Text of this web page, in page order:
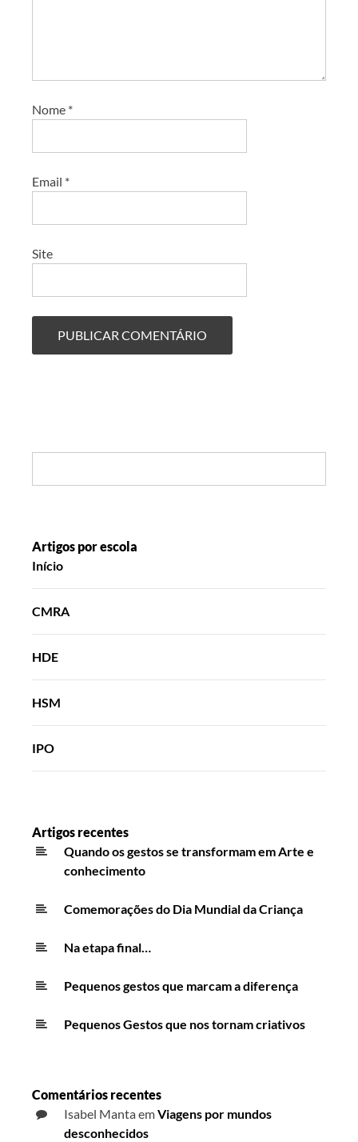
Nome *
Email *
Site
Artigos por escola
Início
CMRA
HDE
HSM
IPO
Artigos recentes
Quando os gestos se transformam em Arte e
conhecimento
Comemorações do Dia Mundial da Criança
Na etapa final…
Pequenos gestos que marcam a diferença
Pequenos Gestos que nos tornam criativos
Comentários recentes
Isabel MantaemViagens por mundos
desconhecidos